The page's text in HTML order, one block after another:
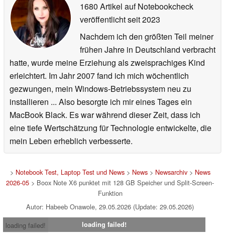
1680 Artikel auf Notebookcheck
veröffentlichtseit 2023
Nachdem ich den größten Teil meiner
frühen Jahre in Deutschland verbracht
hatte, wurde meine Erziehung als zweisprachiges Kind
erleichtert. Im Jahr 2007 fand ich mich wöchentlich
gezwungen, mein Windows-Betriebssystem neu zu
installieren ... Also besorgte ich mir eines Tages ein
MacBook Black. Es war während dieser Zeit, dass ich
eine tiefe Wertschätzung für Technologie entwickelte, die
mein Leben erheblich verbesserte.
> Notebook Test, Laptop Test und News> News> Newsarchiv> News
2026-05 > Boox Note X6 punktet mit 128 GB Speicher und Split-Screen-
Funktion
Autor: Habeeb Onawole, 29.05.2026 (Update: 29.05.2026)
loading failed!
loading failed!